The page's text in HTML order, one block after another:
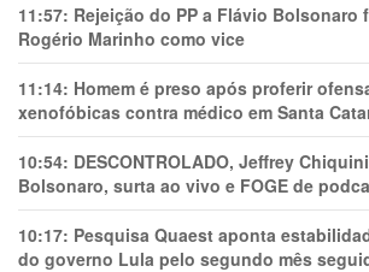
11:57: Rejeição do PP a Flávio Bolsonaro
Rogério Marinho como vice
11:14: Homem é preso após proferir
xenofóbicas contra médico em Santa
10:54: DESCONTROLADO, Jeffrey
Bolsonaro, surta ao vivo e FOGE de
10:17: Pesquisa Quaest aponta
do governo Lula pelo segundo mês